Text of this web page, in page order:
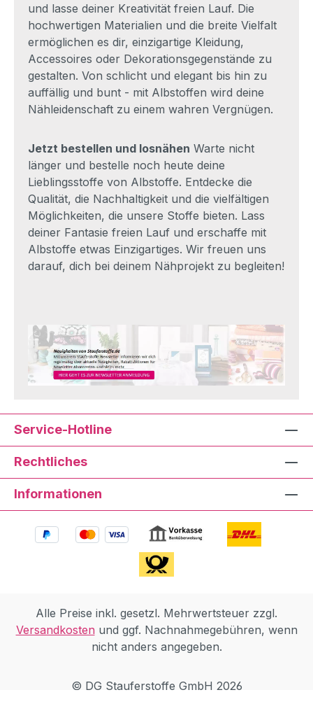
und lasse deiner Kreativität freien Lauf. Die
hochwertigen Materialien und die breite Vielfalt
ermöglichen es dir, einzigartige Kleidung,
Accessoires oder Dekorationsgegenstände zu
gestalten. Von schlicht und elegant bis hin zu
auffällig und bunt - mit Albstoffen wird deine
Nähleidenschaft zu einem wahren Vergnügen.
Jetzt bestellen und losnähen Warte nicht
länger und bestelle noch heute deine
Lieblingsstoffe von Albstoffe. Entdecke die
Qualität, die Nachhaltigkeit und die vielfältigen
Möglichkeiten, die unsere Stoffe bieten. Lass
deiner Fantasie freien Lauf und erschaffe mit
Albstoffe etwas Einzigartiges. Wir freuen uns
darauf, dich bei deinem Nähprojekt zu begleiten!
Service-Hotline
Rechtliches
Informationen
Alle Preise inkl. gesetzl. Mehrwertsteuer zzgl.
Versandkosten und ggf. Nachnahmegebühren, wenn
nicht anders angegeben.
© DG Stauferstoffe GmbH 2026